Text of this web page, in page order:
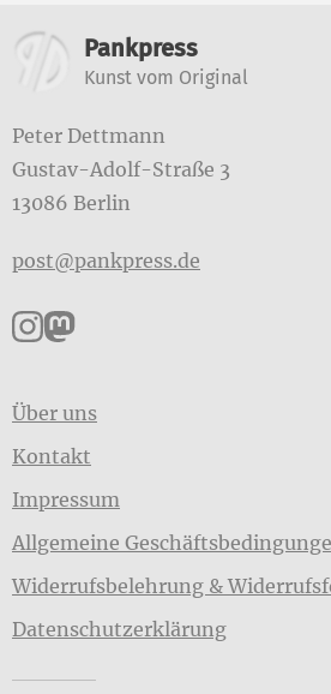
Weitere Informationen
Pankpress
Kunst vom Original
Peter Dettmann
Gustav-Adolf-Straße 3
13086 Berlin
post@pankpress.de
Pankpress auf
Pankpress auf
Über uns
Kontakt
Impressum
Allgemeine
Widerrufsbelehrung &
Datenschutzerklärung